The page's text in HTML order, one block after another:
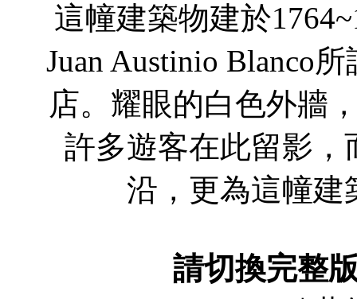
這幢建築物建於
Juan Austinio Blanco
店。耀眼的白色外牆
許多遊客在此留影
沿，更為這幢建
請切換完整